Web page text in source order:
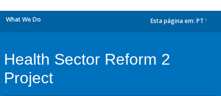
What We Do Esta página em: PT
Health Sector Reform 2
Project